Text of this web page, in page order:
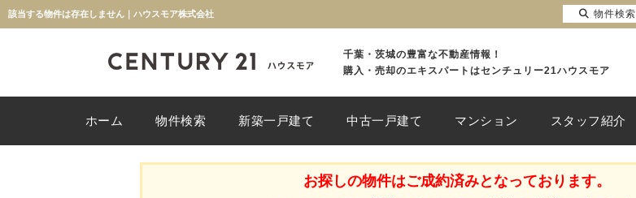
該当する物件は存在しません｜ハウスモア株式会社
千葉・茨城の豊富な不動産情報！
購入・売却のエキスパートはセンチュリー21ハウスモア
ホーム 物件検索 新築一戸建て 中古一戸建て マンション スタッフ紹介
お探しの物件はご成約済みとなっております。
物件検索